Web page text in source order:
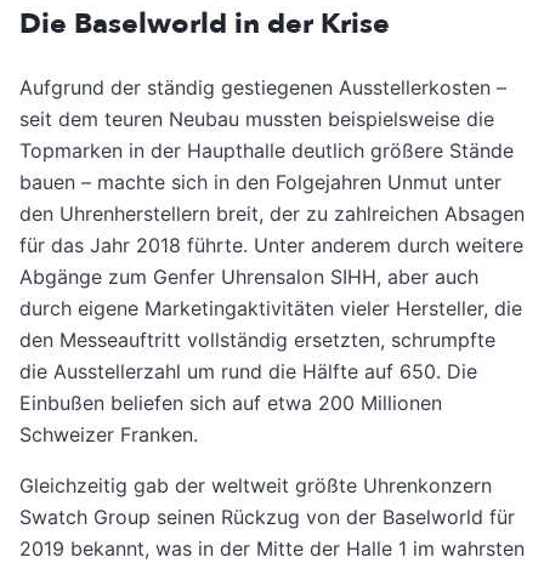
Die Baselworld in der Krise
Aufgrund der ständig gestiegenen Ausstellerkosten –
seit dem teuren Neubau mussten beispielsweise die
Topmarken in der Haupthalle deutlich größere Stände
bauen – machte sich in den Folgejahren Unmut unter
den Uhrenherstellern breit, der zu zahlreichen Absagen
für das Jahr 2018 führte. Unter anderem durch weitere
Abgänge zum Genfer Uhrensalon SIHH, aber auch
durch eigene Marketingaktivitäten vieler Hersteller, die
den Messeauftritt vollständig ersetzten, schrumpfte
die Ausstellerzahl um rund die Hälfte auf 650. Die
Einbußen beliefen sich auf etwa 200 Millionen
Schweizer Franken.
Gleichzeitig gab der weltweit größte Uhrenkonzern
Swatch Group seinen Rückzug von der Baselworld für
2019 bekannt, was in der Mitte der Halle 1 im wahrsten